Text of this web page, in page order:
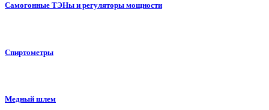
Самогонные ТЭНы и регуляторы мощности
Спиртометры
Медный шлем